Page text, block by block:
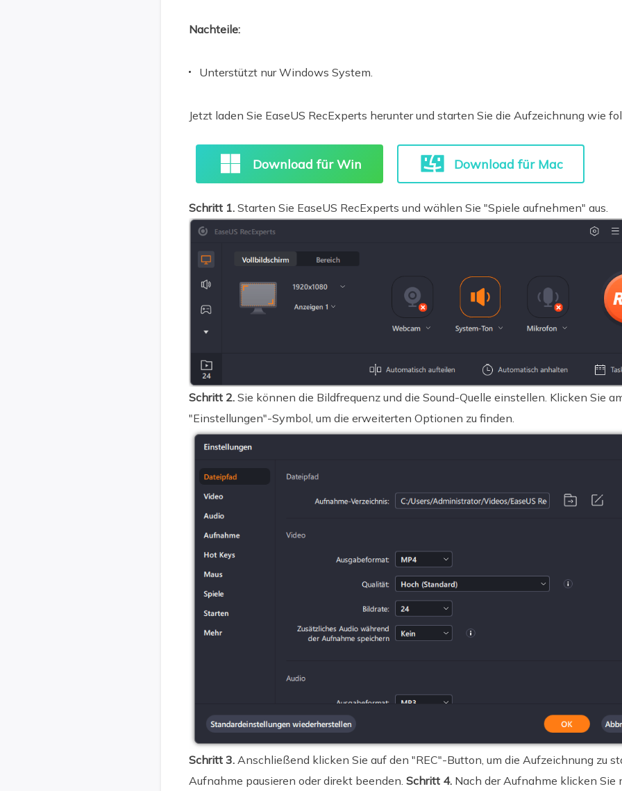
Nachteile:
Unterstützt nur Windows System.
Jetzt laden Sie EaseUS RecExperts herunter und starten Sie die Aufzeichnung wie
Download für Win Download für Mac
Schritt 1. Starten Sie EaseUS RecExperts und wählen Sie "Spiele aufnehmen" aus.
Schritt 2. Sie können die Bildfrequenz und die Sound-Quelle einstellen. Klicken Sie
"Einstellungen"-Symbol, um die erweiterten Optionen zu finden.
Schritt 3. Anschließend klicken Sie auf den "REC"-Button, um die Aufzeichnung zu
Aufnahme pausieren oder direkt beenden. Schritt 4. Nach der Aufnahme klicken Sie